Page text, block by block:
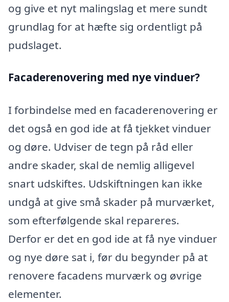
og give et nyt malingslag et mere sundt
grundlag for at hæfte sig ordentligt på
pudslaget.
Facaderenovering med nye vinduer?
I forbindelse med en facaderenovering er
det også en god ide at få tjekket vinduer
og døre. Udviser de tegn på råd eller
andre skader, skal de nemlig alligevel
snart udskiftes. Udskiftningen kan ikke
undgå at give små skader på murværket,
som efterfølgende skal repareres.
Derfor er det en god ide at få nye vinduer
og nye døre sat i, før du begynder på at
renovere facadens murværk og øvrige
elementer.